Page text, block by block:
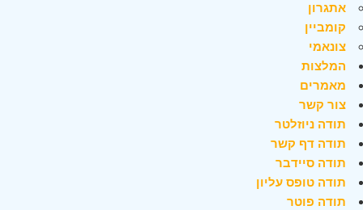
אתגרון
קומביין
צונאמי
המלצות
מאמרים
צור קשר
תודה ניוזלטר
תודה דף קשר
תודה סיידבר
תודה טופס עליון
תודה פוטר